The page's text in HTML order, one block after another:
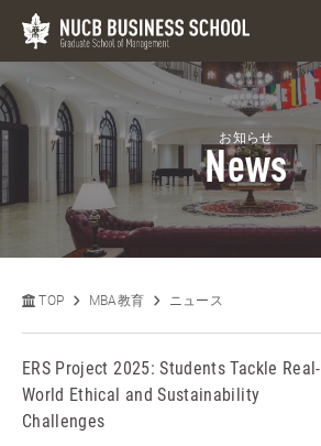
お知らせ
News
TOP MBA教育 ニュース
ERS Project 2025: Students Tackle Real-
World Ethical and Sustainability
Challenges